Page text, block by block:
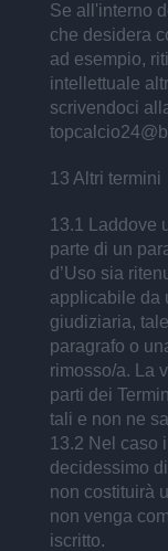
Se all'interno
che desidera
ad esempio,
intellettuale
scrivendoci
13 Altri termini
13.1 Laddove
parte di un
d’Uso sia
applicabile da
giudiziaria,
paragrafo o
rimosso/a. La
parti dei
tali e non ne
13.2 Nel caso
decidessimo
non costituirà
non venga
iscritto.